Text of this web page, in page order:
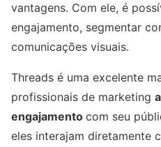
vantagens. Com ele, é
engajamento, segmentar
comunicações visuais.
Threads é uma excelente
profissionais de marketing
engajamento com seu
eles interajam diretamente